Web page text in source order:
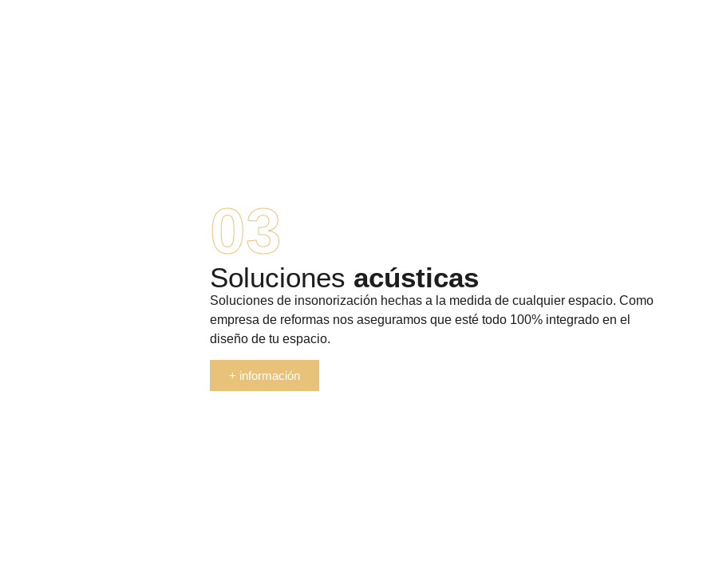
03
Soluciones acústicas
Soluciones de insonorización hechas a la medida de cualquier espacio. Como
empresa de reformas nos aseguramos que esté todo 100% integrado en el
diseño de tu espacio.
+ información